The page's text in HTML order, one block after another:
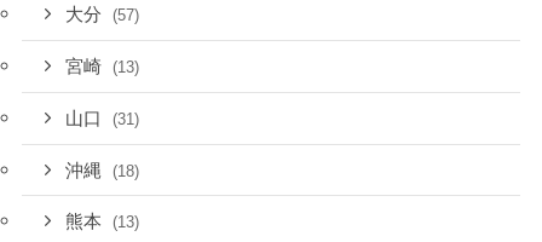
大分 (57)
宮崎 (13)
山口 (31)
沖縄 (18)
熊本 (13)